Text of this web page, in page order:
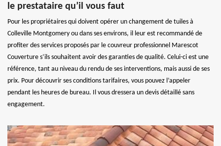
le prestataire qu’il vous faut
Pour les propriétaires qui doivent opérer un changement de tuiles à
Colleville Montgomery ou dans ses environs, il leur est recommandé de
profiter des services proposés par le couvreur professionnel Marescot
Couverture s’ils souhaitent avoir des garanties de qualité. Celui-ci est une
référence, tant au niveau du rendu de ses interventions, mais aussi de ses
prix. Pour découvrir ses conditions tarifaires, vous pouvez l’appeler
pendant les heures de bureau. Il vous dressera un devis détaillé sans
engagement.